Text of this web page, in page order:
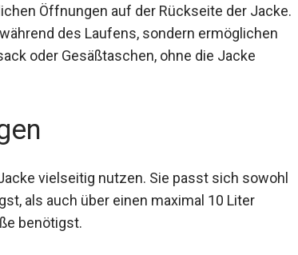
Öffnungen auf der Rückseite der Jacke.
des Laufens, sondern ermöglichen
oder Gesäßtaschen, ohne die Jacke
vielseitig nutzen. Sie passt sich sowohl
als auch über einen maximal 10 Liter
benötigst.